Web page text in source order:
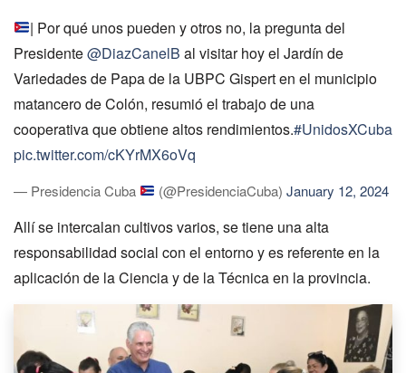
| Por qué unos pueden y otros no, la pregunta del
Presidente@DiazCanelB al visitar hoy el Jardín de
Variedades de Papa de la UBPC Gispert en el municipio
matancero de Colón, resumió el trabajo de una
cooperativa que obtiene altos rendimientos.#UnidosXCuba
pic.twitter.com/cKYrMX6oVq
— Presidencia Cuba (@PresidenciaCuba)January 12, 2024
Allí se intercalan cultivos varios, se tiene una alta
responsabilidad social con el entorno y es referente en la
aplicación de la Ciencia y de la Técnica en la provincia.